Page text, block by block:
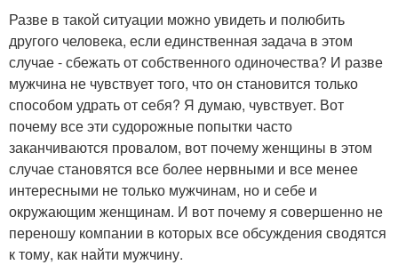
Разве в такой ситуации можно увидеть и полюбить
другого человека, если единственная задача в этом
случае - сбежать от собственного одиночества? И разве
мужчина не чувствует того, что он становится только
способом удрать от себя? Я думаю, чувствует. Вот
почему все эти судорожные попытки часто
заканчиваются провалом, вот почему женщины в этом
случае становятся все более нервными и все менее
интересными не только мужчинам, но и себе и
окружающим женщинам. И вот почему я совершенно не
переношу компании в которых все обсуждения сводятся
к тому, как найти мужчину.